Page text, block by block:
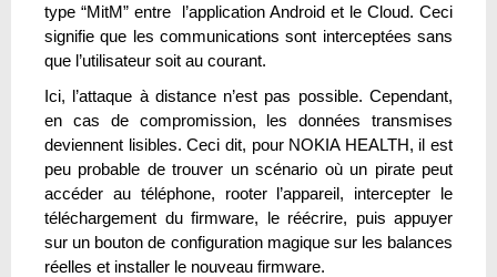
type “MitM” entre l’application Android et le Cloud. Ceci
signifie que les communications sont interceptées sans
que l’utilisateur soit au courant.
Ici, l’attaque à distance n’est pas possible. Cependant,
en cas de compromission, les données transmises
deviennent lisibles. Ceci dit, pour NOKIA HEALTH, il est
peu probable de trouver un scénario où un pirate peut
accéder au téléphone, rooter l’appareil, intercepter le
téléchargement du firmware, le réécrire, puis appuyer
sur un bouton de configuration magique sur les balances
réelles et installer le nouveau firmware.